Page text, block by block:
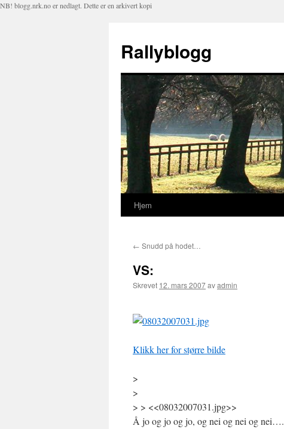
NB! blogg.nrk.no er nedlagt. Dette er en arkivert kopi
Rallyblogg
Hopp
innhold
Hjem
← Snudd på hodet…
VS:
Skrevet 12. mars 2007avadmin
Klikk her for større bilde
>
>
> > <<08032007031.jpg>>
Å jo og jo og jo, og nei og nei og nei….